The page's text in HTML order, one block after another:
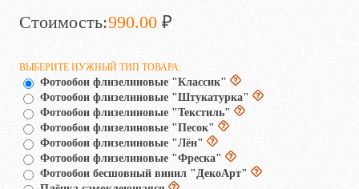
Стоимость:990.00 ₽
ВЫБЕРИТЕ НУЖНЫЙ ТИП ТОВАРА:
Фотообои флизелиновые "Классик"
Фотообои флизелиновые "Штукатурка"
Фотообои флизелиновые "Текстиль"
Фотообои флизелиновые "Песок"
Фотообои флизелиновые "Лён"
Фотообои флизелиновые "Фреска"
Фотообои бесшовный винил "ДекоАрт"